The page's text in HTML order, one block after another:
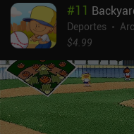
#11
Deportes
$4.99